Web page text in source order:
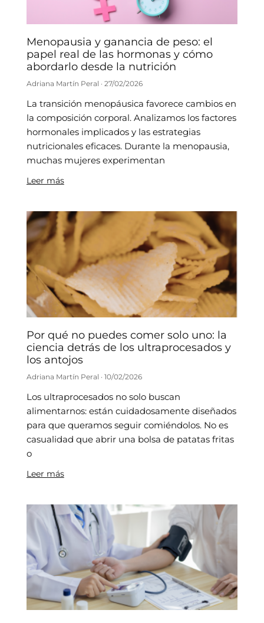
Menopausia y ganancia de peso: el
papel real de las hormonas y cómo
abordarlo desde la nutrición
Adriana Martín Peral 27/02/2026
La transición menopáusica favorece cambios en
la composición corporal. Analizamos los factores
hormonales implicados y las estrategias
nutricionales eficaces. Durante la menopausia,
muchas mujeres experimentan
Leer más
Por qué no puedes comer solo uno: la
ciencia detrás de los ultraprocesados y
los antojos
Adriana Martín Peral 10/02/2026
Los ultraprocesados no solo buscan
alimentarnos: están cuidadosamente diseñados
para que queramos seguir comiéndolos. No es
casualidad que abrir una bolsa de patatas fritas
o
Leer más